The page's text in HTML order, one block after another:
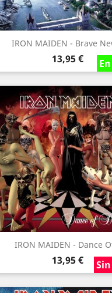
IRON MAIDEN - Brave
Precio
13,95 €
IRON MAIDEN - Dance
Precio
13,95 €